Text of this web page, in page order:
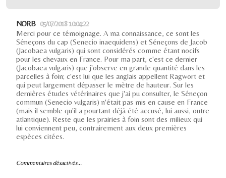
NORB 05/07/2018 10:04:22
Merci pour ce témoignage. A ma connaissance, ce sont les
Séneçons du cap (Senecio inaequidens) et Séneçons de Jacob
(Jacobaea vulgaris) qui sont considérés comme étant nocifs
pour les chevaux en France. Pour ma part, c'est ce dernier
(Jacobaea vulgaris) que j'observe en grande quantité dans les
parcelles à foin; c'est lui que les anglais appellent Ragwort et
qui peut largement dépasser le mètre de hauteur. Sur les
dernières études vétérinaires que j'ai pu consulter, le Séneçon
commun (Senecio vulgaris) n'était pas mis en cause en France
(mais il semble qu'il a pourtant déjà été accusé, lui aussi, outre
atlantique). Reste que les prairies à foin sont des milieux qui
lui conviennent peu, contrairement aux deux premières
espèces citées.
Commentaires désactivés...